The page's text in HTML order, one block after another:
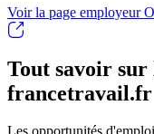
Voir la page employeur
Tout savoir
francetravail.fr